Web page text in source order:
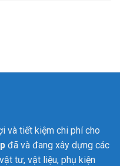
và tiết kiệm chi phí cho
đã và đang xây dựng các
tư, vật liệu, phụ kiện